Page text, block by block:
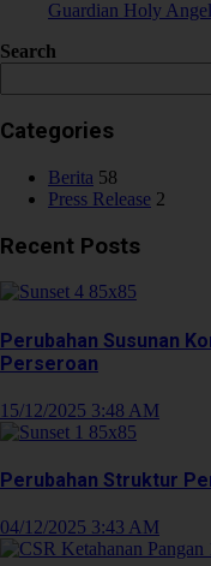
Guardian Holy
Search
Categories
Berita 58
Press Release 2
Recent Posts
Perubahan Susunan
Perseroan
15/12/2025 3:48 AM
Perubahan Struktur
04/12/2025 3:43 AM